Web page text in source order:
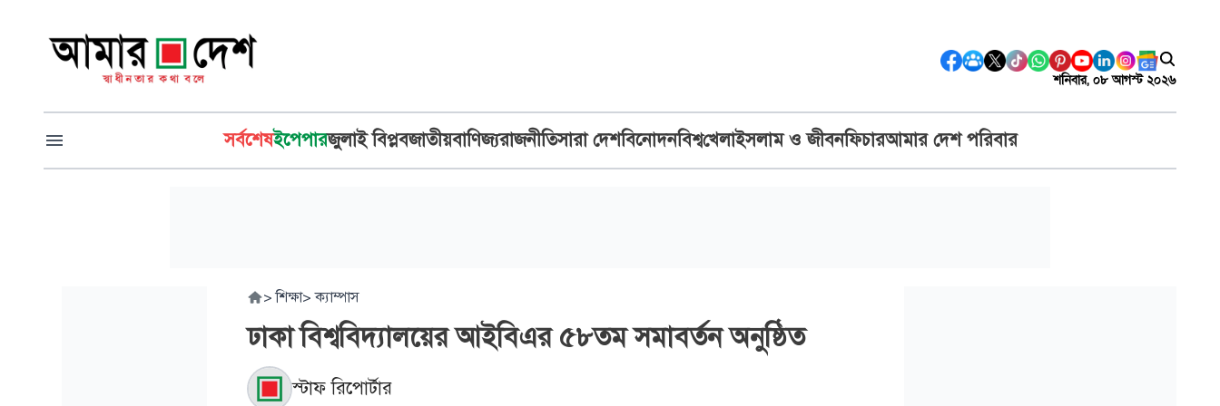
শনিবার, ০৮ আগস্ট ২০২৬
সর্বশেষইপেপারজুলাই বিপ্লবজাতীয়বাণিজ্যরাজনীতিসারা দেশবিনোদনবিশ্বখেলাইসলাম ও জীবনফিচারআমার দেশ পরিবার
> শিক্ষা> ক্যাম্পাস
ঢাকা বিশ্ববিদ্যালয়ের আইবিএর ৫৮তম সমাবর্তন অনুষ্ঠিত
স্টাফ রিপোর্টার